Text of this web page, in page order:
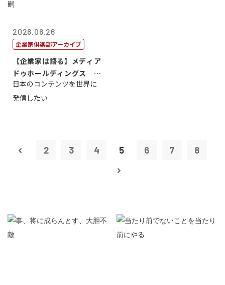
2026.06.26
企業家倶楽部アーカイブ
【企業家は語る】メディア
ドゥホールディングス 代
表取締役社長...
日本のコンテンツを世界に
発信したい
2 3 4 5 6 7 8